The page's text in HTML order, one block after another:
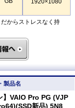
からストレスなく持
製品名
】VAIO Pro PG (VJP
新品) 5N8